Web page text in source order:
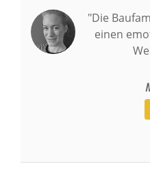
"Die
einen